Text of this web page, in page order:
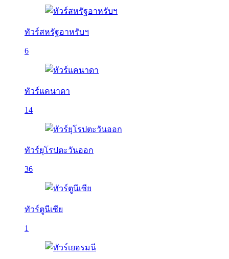
ทัวร์สหรัฐอาหรับฯ
6
ทัวร์แคนาดา
14
ทัวร์ยุโรปตะวันออก
36
ทัวร์ตูนีเซีย
1